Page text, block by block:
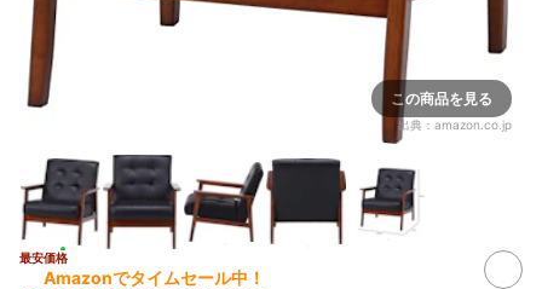
この商品を見る
出典： amazon.co.jp
最安価格
Amazonでタイムセール中！